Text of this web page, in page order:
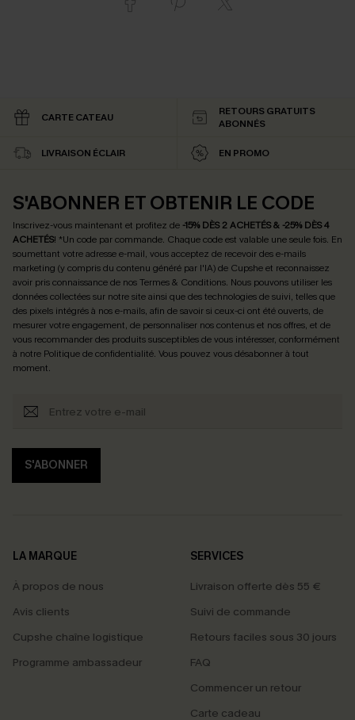
CARTE CATEAU
RETOURS GRATUITS
ABONNÉS
LIVRAISON ÉCLAIR EN PROMO
S'ABONNER ET OBTENIR LE CODE
Inscrivez-vous maintenant et profitez de -15% DÈS 2 ACHETÉS & -25% DÈS 4
ACHETÉS! *Un code par commande. Chaque code est valable une seule fois. En
soumettant votre adresse e-mail, vous acceptez de recevoir des e-mails
marketing (y compris du contenu généré par l'IA) de Cupshe et reconnaissez
avoir pris connaissance de nosTermes & Conditions. Nous pouvons utiliser les
données collectées sur notre site ainsi que des technologies de suivi, telles que
des pixels intégrés à nos e-mails, afin de savoir si ceux-ci ont été ouverts, de
mesurer votre engagement, de personnaliser nos contenus et nos offres, et de
vous recommander des produits susceptibles de vous intéresser, conformément
à notre Politique de confidentialité. Vous pouvez vous désabonner à tout
moment.
S'ABONNER
LA MARQUE
À propos de nous
Avis clients
Cupshe chaîne logistique
Programme ambassadeur
SERVICES
Livraison offerte dès 55 €
Suivi de commande
Retours faciles sous 30 jours
FAQ
Commencer un retour
Carte cadeau